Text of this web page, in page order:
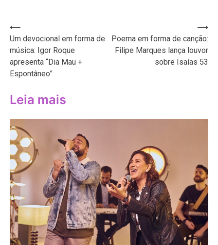
Navegação
de
Post
⟵
Um devocional em forma de
música: Igor Roque
apresenta “Dia Mau +
Espontâneo”
Poema em forma de canção:
Filipe Marques lança louvor
sobre Isaías 53
⟶
Leia mais